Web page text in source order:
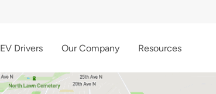
EV Drivers Our Company Resources